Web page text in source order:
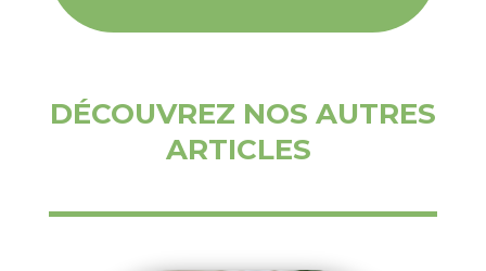
DÉCOUVREZ NOS AUTRES
ARTICLES